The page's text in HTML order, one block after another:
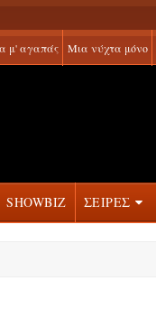
μ' αγαπάς Μια νύχτα μόνο
SHOWBIZ ΣΕΙΡΕΣ